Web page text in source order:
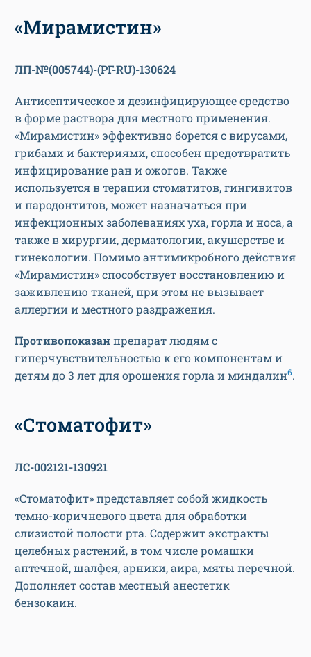
«Мирамистин»
ЛП-№(005744)-(РГ-RU)-130624
Антисептическое и дезинфицирующее средство
в форме раствора для местного применения.
«Мирамистин» эффективно борется с вирусами,
грибами и бактериями, способен предотвратить
инфицирование ран и ожогов. Также
используется в терапии стоматитов, гингивитов
и пародонтитов, может назначаться при
инфекционных заболеваниях уха, горла и носа, а
также в хирургии, дерматологии, акушерстве и
гинекологии. Помимо антимикробного действия
«Мирамистин» способствует восстановлению и
заживлению тканей, при этом не вызывает
аллергии и местного раздражения.
Противопоказанпрепарат людям с
гиперчувствительностью к его компонентам и
детям до 3 лет для орошения горла и миндалин6.
«Стоматофит»
ЛС-002121-130921
«Стоматофит» представляет собой жидкость
темно-коричневого цвета для обработки
слизистой полости рта. Содержит экстракты
целебных растений, в том числе ромашки
аптечной, шалфея, арники, аира, мяты перечной.
Дополняет состав местный анестетик
бензокаин.